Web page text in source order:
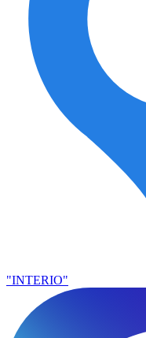
"INTERIO"